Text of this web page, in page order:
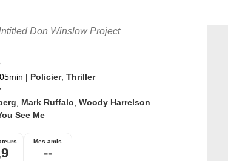
Don Winslow Project
| Policier, Thriller
Mark Ruffalo Woody Harrelson
See Me
Mes amis
--